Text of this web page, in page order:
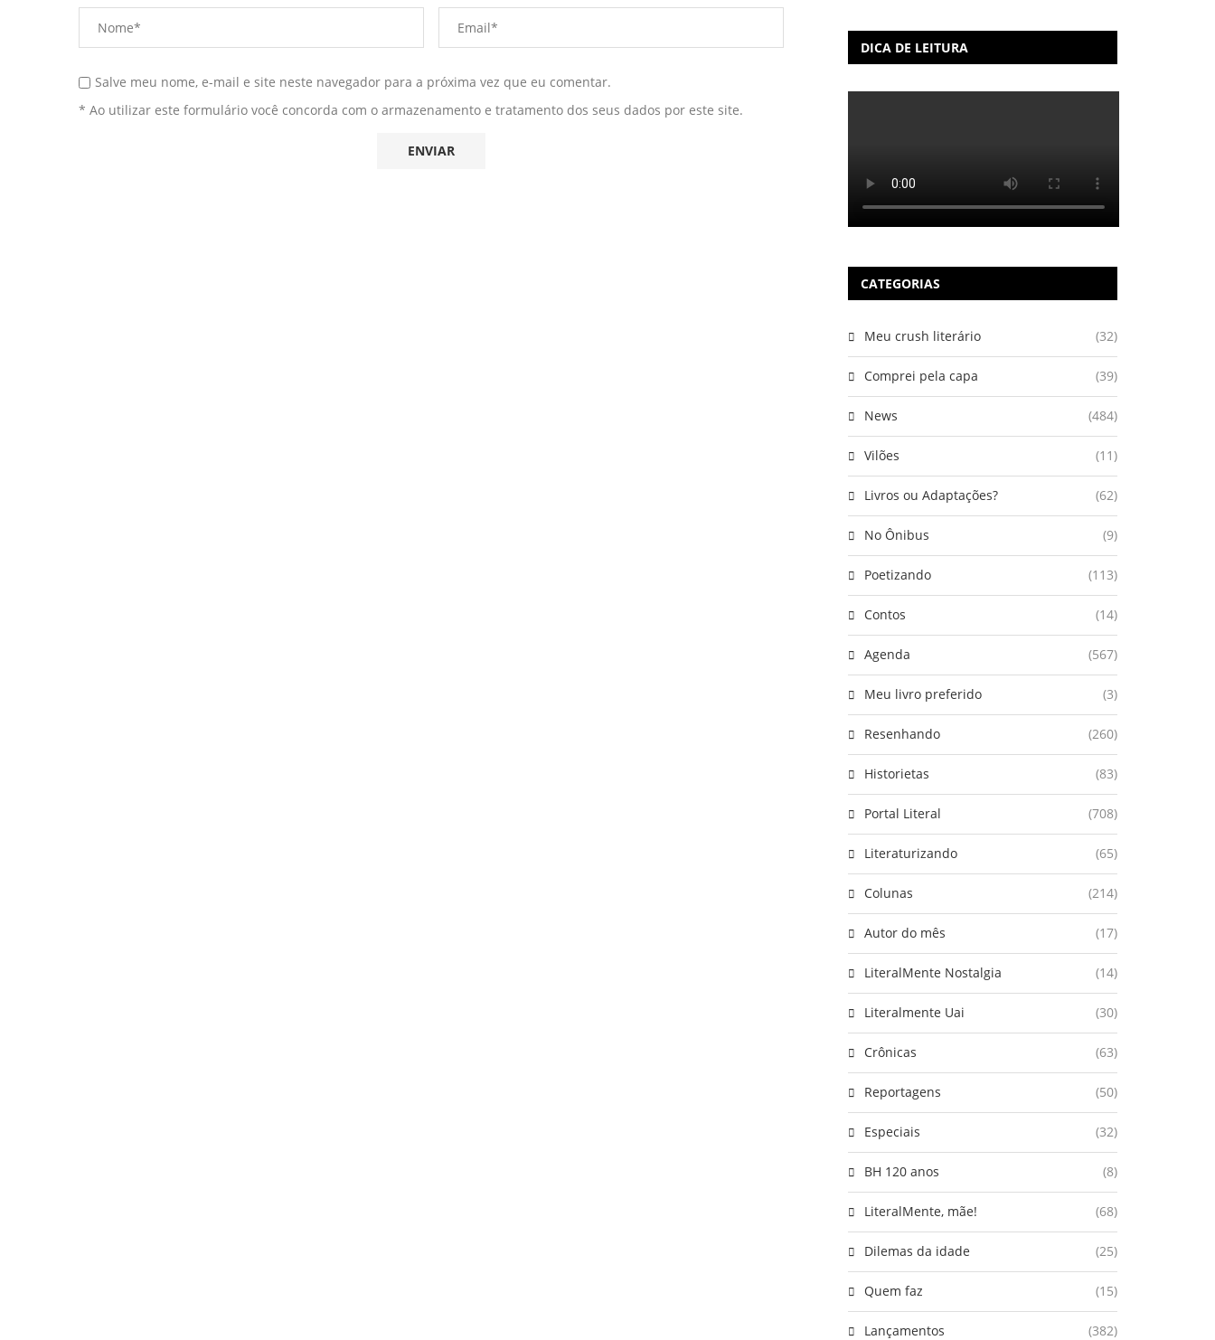
Salve meu nome, e-mail e site neste navegador para a próxima vez que eu comentar.
* Ao utilizar este formulário você concorda com o armazenamento e tratamento dos seus dados por este site.
DICA DE LEITURA
CATEGORIAS
Meu crush literário (32)
Comprei pela capa (39)
News (484)
Vilões (11)
Livros ou Adaptações? (62)
No Ônibus (9)
Poetizando (113)
Contos (14)
Agenda (567)
Meu livro preferido (3)
Resenhando (260)
Historietas (83)
Portal Literal (708)
Literaturizando (65)
Colunas (214)
Autor do mês (17)
LiteralMente Nostalgia (14)
Literalmente Uai (30)
Crônicas (63)
Reportagens (50)
Especiais (32)
BH 120 anos (8)
LiteralMente, mãe! (68)
Dilemas da idade (25)
Quem faz (15)
Lançamentos (382)